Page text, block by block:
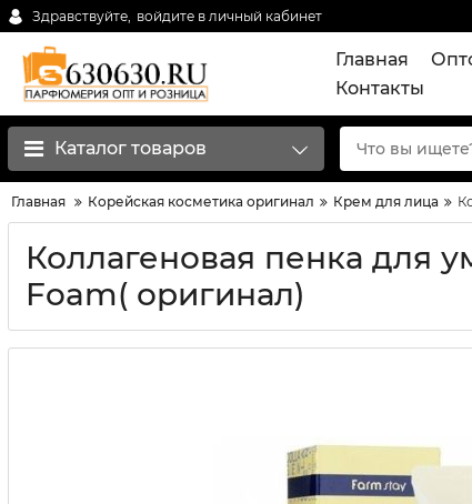
Здравствуйте, войдите в личный кабинет
Главная
Контакты
Каталог товаров
Главная Корейская косметика оригинал Крем для лица
Коллагеновая пенка для
Foam( оригинал)